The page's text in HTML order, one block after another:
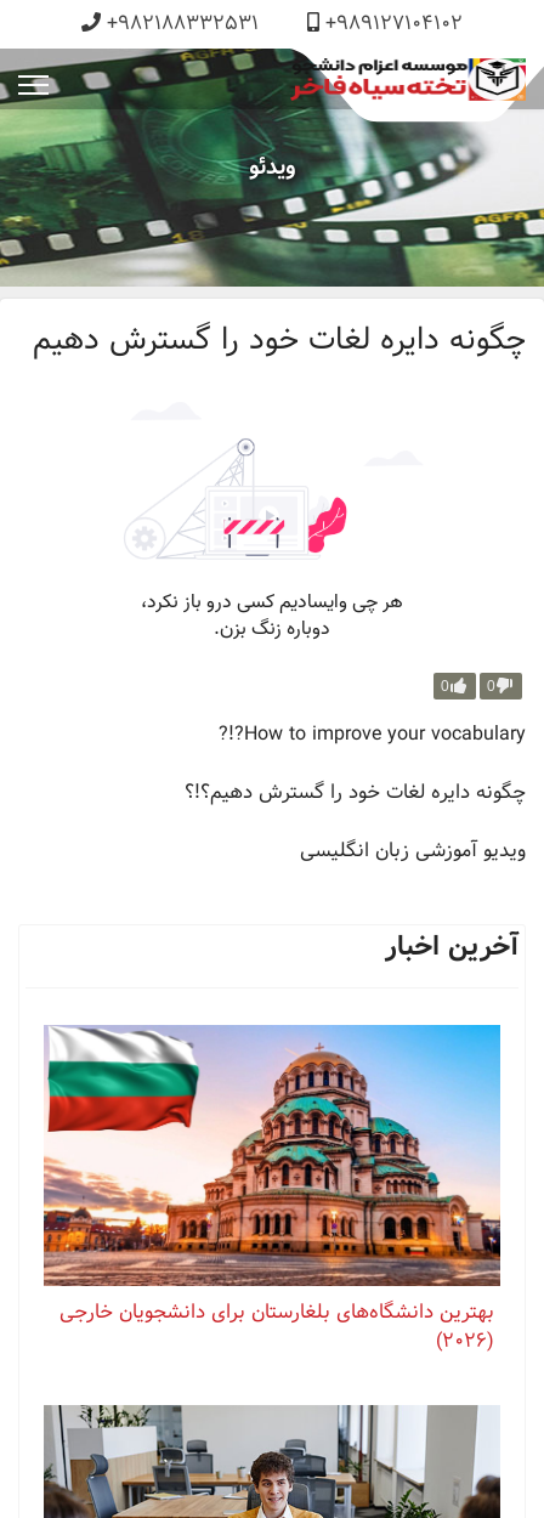
+982188332531 +989127104102
ویدئو
چگونه دایره لغات خود را گسترش دهیم
0
0
How to improve your vocabulary?!?
چگونه دایره لغات خود را گسترش دهیم؟!؟
ویدیو آموزشی زبان انگلیسی
آخرین اخبار
بهترین دانشگاه‌های بلغارستان برای دانشجویان خارجی
(2026)